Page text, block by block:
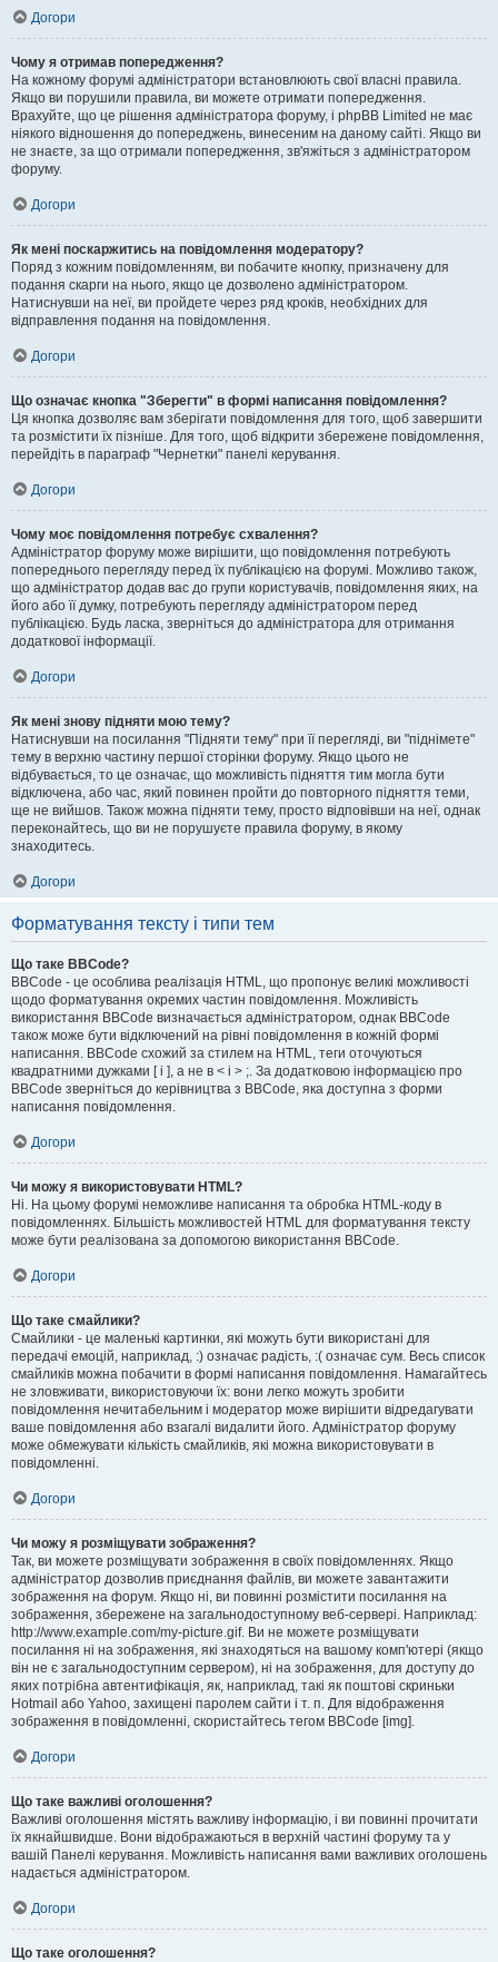
Догори
Чому я отримав попередження?
На кожному форумі адміністратори встановлюють свої власні правила.
Якщо ви порушили правила, ви можете отримати попередження.
Врахуйте, що це рішення адміністратора форуму, і phpBB Limited не має
ніякого відношення до попереджень, винесеним на даному сайті. Якщо ви
не знаєте, за що отримали попередження, зв'яжіться з адміністратором
форуму.
Догори
Як мені поскаржитись на повідомлення модератору?
Поряд з кожним повідомленням, ви побачите кнопку, призначену для
подання скарги на нього, якщо це дозволено адміністратором.
Натиснувши на неї, ви пройдете через ряд кроків, необхідних для
відправлення подання на повідомлення.
Догори
Що означає кнопка "Зберегти" в формі написання повідомлення?
Ця кнопка дозволяє вам зберігати повідомлення для того, щоб завершити
та розмістити їх пізніше. Для того, щоб відкрити збережене повідомлення,
перейдіть в параграф "Чернетки" панелі керування.
Догори
Чому моє повідомлення потребує схвалення?
Адміністратор форуму може вирішити, що повідомлення потребують
попереднього перегляду перед їх публікацією на форумі. Можливо також,
що адміністратор додав вас до групи користувачів, повідомлення яких, на
його або її думку, потребують перегляду адміністратором перед
публікацією. Будь ласка, зверніться до адміністратора для отримання
додаткової інформації.
Догори
Як мені знову підняти мою тему?
Натиснувши на посилання "Підняти тему" при її перегляді, ви "піднімете"
тему в верхню частину першої сторінки форуму. Якщо цього не
відбувається, то це означає, що можливість підняття тим могла бути
відключена, або час, який повинен пройти до повторного підняття теми,
ще не вийшов. Також можна підняти тему, просто відповівши на неї, однак
переконайтесь, що ви не порушуєте правила форуму, в якому
знаходитесь.
Догори
Форматування тексту і типи тем
Що таке BBCode?
BBCode - це особлива реалізація HTML, що пропонує великі можливості
щодо форматування окремих частин повідомлення. Можливість
використання BBCode визначається адміністратором, однак BBCode
також може бути відключений на рівні повідомлення в кожній формі
написання. BBCode схожий за стилем на HTML, теги оточуються
квадратними дужками [ і ], а не в < і > ;. За додатковою інформацією про
BBCode зверніться до керівництва з BBCode, яка доступна з форми
написання повідомлення.
Догори
Чи можу я використовувати HTML?
Ні. На цьому форумі неможливе написання та обробка HTML-коду в
повідомленнях. Більшість можливостей HTML для форматування тексту
може бути реалізована за допомогою використання BBCode.
Догори
Що таке смайлики?
Смайлики - це маленькі картинки, які можуть бути використані для
передачі емоцій, наприклад, :) означає радість, :( означає сум. Весь список
смайликів можна побачити в формі написання повідомлення. Намагайтесь
не зловживати, використовуючи їх: вони легко можуть зробити
повідомлення нечитабельним і модератор може вирішити відредагувати
ваше повідомлення або взагалі видалити його. Адміністратор форуму
може обмежувати кількість смайликів, які можна використовувати в
повідомленні.
Догори
Чи можу я розміщувати зображення?
Так, ви можете розміщувати зображення в своїх повідомленнях. Якщо
адміністратор дозволив приєднання файлів, ви можете завантажити
зображення на форум. Якщо ні, ви повинні розмістити посилання на
зображення, збережене на загальнодоступному веб-сервері. Наприклад:
http://www.example.com/my-picture.gif. Ви не можете розміщувати
посилання ні на зображення, які знаходяться на вашому комп'ютері (якщо
він не є загальнодоступним сервером), ні на зображення, для доступу до
яких потрібна автентифікація, як, наприклад, такі як поштові скриньки
Hotmail або Yahoo, захищені паролем сайти і т. п. Для відображення
зображення в повідомленні, скористайтесь тегом BBCode [img].
Догори
Що таке важливі оголошення?
Важливі оголошення містять важливу інформацію, і ви повинні прочитати
їх якнайшвидше. Вони відображаються в верхній частині форуму та у
вашій Панелі керування. Можливість написання вами важливих оголошень
надається адміністратором.
Догори
Що таке оголошення?